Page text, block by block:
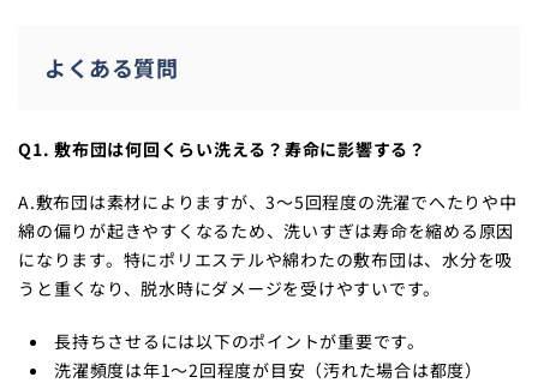
よくある質問
Q1. 敷布団は何回くらい洗える？寿命に影響する？
A.敷布団は素材によりますが、3〜5回程度の洗濯でへたりや中
綿の偏りが起きやすくなるため、洗いすぎは寿命を縮める原因
になります。特にポリエステルや綿わたの敷布団は、水分を吸
うと重くなり、脱水時にダメージを受けやすいです。
長持ちさせるには以下のポイントが重要です。
洗濯頻度は年1〜2回程度が目安（汚れた場合は都度）